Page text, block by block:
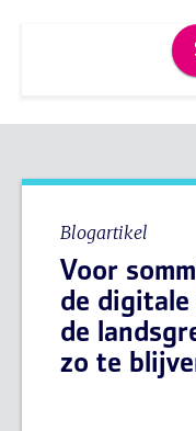
Blogartikel
Voor
de
de
zo te